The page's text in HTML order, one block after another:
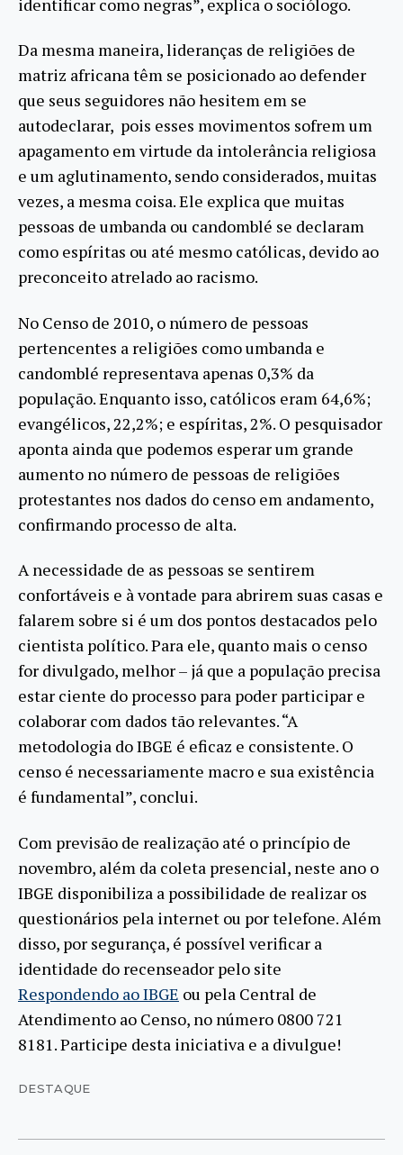
identificar como negras”, explica o sociólogo.
Da mesma maneira, lideranças de religiões de
matriz africana têm se posicionado ao defender
que seus seguidores não hesitem em se
autodeclarar, pois esses movimentos sofrem um
apagamento em virtude da intolerância religiosa
e um aglutinamento, sendo considerados, muitas
vezes, a mesma coisa. Ele explica que muitas
pessoas de umbanda ou candomblé se declaram
como espíritas ou até mesmo católicas, devido ao
preconceito atrelado ao racismo.
No Censo de 2010, o número de pessoas
pertencentes a religiões como umbanda e
candomblé representava apenas 0,3% da
população. Enquanto isso, católicos eram 64,6%;
evangélicos, 22,2%; e espíritas, 2%. O pesquisador
aponta ainda que podemos esperar um grande
aumento no número de pessoas de religiões
protestantes nos dados do censo em andamento,
confirmando processo de alta.
A necessidade de as pessoas se sentirem
confortáveis e à vontade para abrirem suas casas e
falarem sobre si é um dos pontos destacados pelo
cientista político. Para ele, quanto mais o censo
for divulgado, melhor – já que a população precisa
estar ciente do processo para poder participar e
colaborar com dados tão relevantes. “A
metodologia do IBGE é eficaz e consistente. O
censo é necessariamente macro e sua existência
é fundamental”, conclui.
Com previsão de realização até o princípio de
novembro, além da coleta presencial, neste ano o
IBGE disponibiliza a possibilidade de realizar os
questionários pela internet ou por telefone. Além
disso, por segurança, é possível verificar a
identidade do recenseador pelo site
Respondendo ao IBGE ou pela Central de
Atendimento ao Censo, no número 0800 721
8181. Participe desta iniciativa e a divulgue!
DESTAQUE